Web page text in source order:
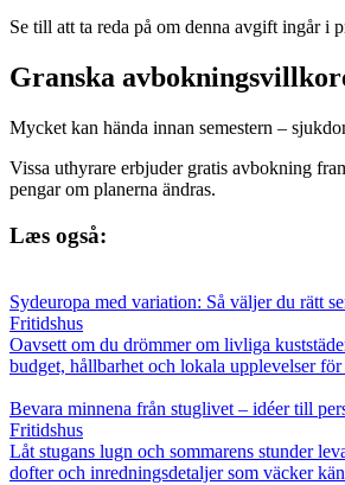
Se till att ta reda på om denna avgift ingår i
Granska
Mycket kan hända innan semestern –
Vissa uthyrare erbjuder gratis avbokning
pengar om planerna ändras.
Læs også:
Sydeuropa med variation: Så väljer du rätt
Fritidshus
Oavsett om du drömmer om livliga
budget, hållbarhet och lokala upplevelser för
Bevara minnena från stuglivet – idéer till
Fritidshus
Låt stugans lugn och sommarens stunder
dofter och inredningsdetaljer som väcker